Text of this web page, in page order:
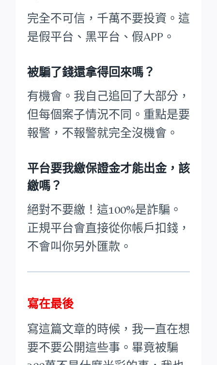
完全不可信，千萬不要投資。這
是假平台、黑平台、假APP。
被騙了錢還拿得回來嗎？
有機會。我自己追回了大部分，
但每個案子情況不同。重點是要
報警，不報警就完全沒機會。
平台要我繳保證金才能出金，該
繳嗎？
絕對不要繳！這100%是詐騙。
正規平台會直接從你帳戶扣錢，
不會叫你另外匯款。
寫在最後
寫這篇文章的時候，我一直在想
要不要公開這些事。畢竟被騙